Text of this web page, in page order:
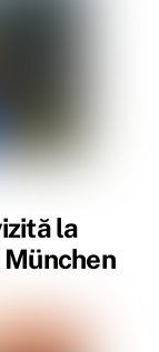
la
München